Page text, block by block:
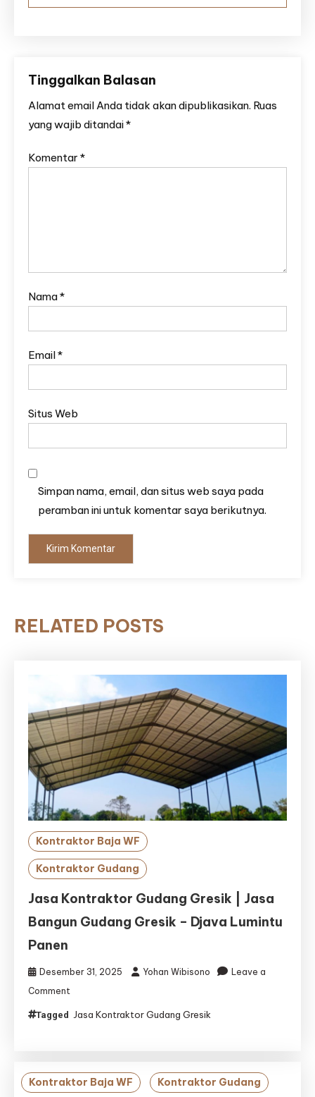
Tinggalkan Balasan
Alamat email Anda tidak akan dipublikasikan. Ruas
yang wajib ditandai*
Komentar *
Nama*
Email*
Situs Web
Simpan nama, email, dan situs web saya pada
peramban ini untuk komentar saya berikutnya.
RELATED POSTS
Kontraktor Baja WF
Kontraktor Gudang
Jasa Kontraktor Gudang Gresik | Jasa
Bangun Gudang Gresik – Djava Lumintu
Panen
Desember 31, 2025 Yohan Wibisono
Leave a
Comment
Kontraktor
Jasa
Bangun
Tagged Jasa Kontraktor Gudang Gresik
Kontraktor Baja WF Kontraktor Gudang